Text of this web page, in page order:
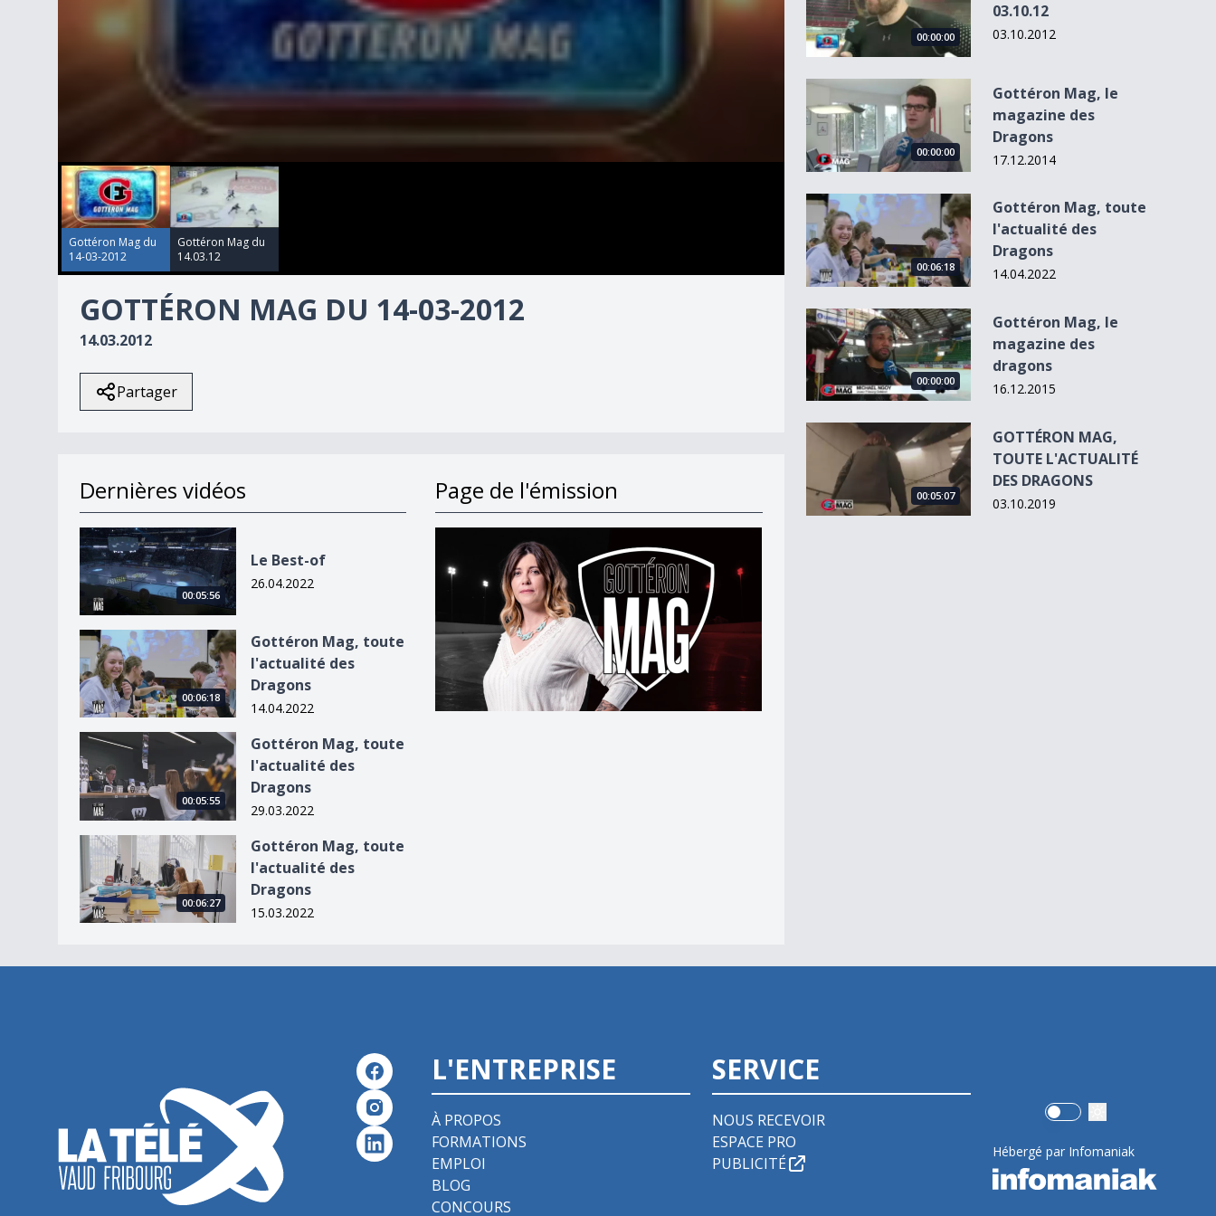
0
seconds
of
13
minutes,
secondsVolume
90%
Gottéron Mag du
14-03-2012
Gottéron Mag du
14.03.12
GOTTÉRON MAG DU 14-03-2012
14.03.2012
Partager
Dernières vidéos
Le Best-of
00:05:56
Le Best-of
26.04.2022
Gottéron Mag, toute l&#039;actualité des Dragons
00:06:18
Gottéron Mag, toute
l'actualité des
Dragons
14.04.2022
Gottéron Mag, toute l&#039;actualité des Dragons
00:05:55
Gottéron Mag, toute
l'actualité des
Dragons
29.03.2022
Gottéron Mag, toute l&#039;actualité des Dragons
00:06:27
Gottéron Mag, toute
l'actualité des
Dragons
15.03.2022
Page de l'émission
00:00:00
03.10.12
03.10.2012
Gottéron Mag, le magazine des Dragons
00:00:00
Gottéron Mag, le
magazine des
Dragons
17.12.2014
Gottéron Mag, toute l&#039;actualité des Dragons
00:06:18
Gottéron Mag, toute
l'actualité des
Dragons
14.04.2022
Gottéron Mag, le magazine des dragons
00:00:00
Gottéron Mag, le
magazine des
dragons
16.12.2015
GOTTÉRON MAG, TOUTE L&#039;ACTUALITÉ DES
00:05:07
GOTTÉRON MAG,
TOUTE L'ACTUALITÉ
DES DRAGONS
03.10.2019
L'ENTREPRISE
À PROPOS
FORMATIONS
EMPLOI
BLOG
CONCOURS
SERVICE
NOUS RECEVOIR
ESPACE PRO
PUBLICITÉ
Use setting
Hébergé par Infomaniak